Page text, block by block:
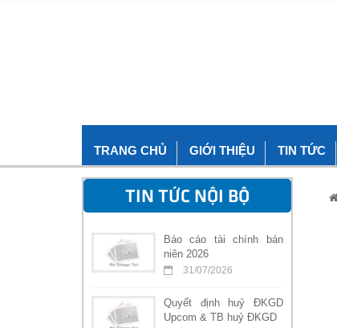
TRANG CHỦ GIỚI THIỆU TIN TỨC
TIN TỨC NỘI BỘ
Báo cáo tài chính bán
niên 2026
31/07/2026
Quyết định huỷ ĐKGD
Upcom & TB huỷ ĐKGD